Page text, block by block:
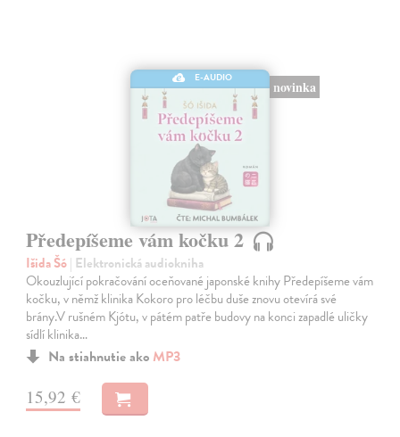
E-AUDIO
novinka
Předepíšeme vám kočku 2
Išida Šó| Elektronická audiokniha
Okouzlující pokračování oceňované japonské knihy Předepíšeme vám
kočku, v němž klinika Kokoro pro léčbu duše znovu otevírá své
brány.V rušném Kjótu, v pátém patře budovy na konci zapadlé uličky
sídlí klinika…
Na stiahnutie ako MP3
15,92 €